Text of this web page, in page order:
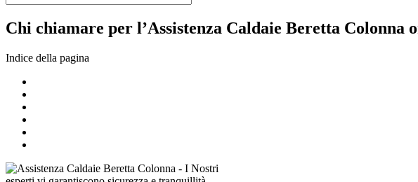
Chi chiamare per l’Assistenza Caldaie Beretta
Indice della pagina